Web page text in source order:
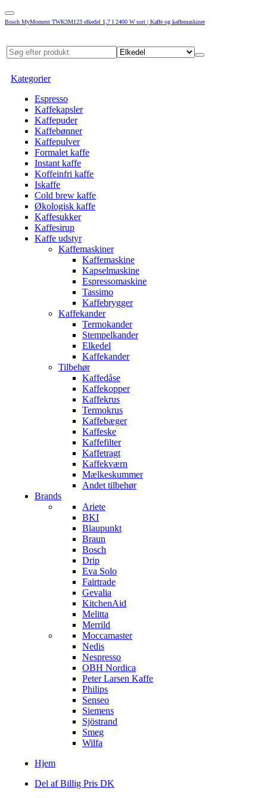
Bosch MyMoment TWK3M123 elkedel 1,7 l 2400 W sort | Kaffe og kaffemaskiner
Kategorier
Espresso
Kaffekapsler
Kaffepuder
Kaffebønner
Kaffepulver
Formalet kaffe
Instant kaffe
Koffeinfri kaffe
Iskaffe
Cold brew kaffe
Økologisk kaffe
Kaffesukker
Kaffesirup
Kaffe udstyr
Kaffemaskiner
Kaffemaskine
Kapselmaskine
Espressomaskine
Tassimo
Kaffebrygger
Kaffekander
Termokander
Stempelkander
Elkedel
Kaffekander
Tilbehør
Kaffedåse
Kaffekopper
Kaffekrus
Termokrus
Kaffebæger
Kaffeske
Kaffefilter
Kaffetragt
Kaffekværn
Mælkeskummer
Andet tilbehør
Brands
Ariete
BKI
Blaupunkt
Braun
Bosch
Drip
Eva Solo
Fairtrade
Gevalia
KitchenAid
Melitta
Merrild
Moccamaster
Nedis
Nespresso
OBH Nordica
Peter Larsen Kaffe
Philips
Senseo
Siemens
Sjöstrand
Smeg
Wilfa
Hjem
Del af Billig Pris DK